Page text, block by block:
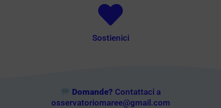
Sostienici
Domande? Contattaci a
osservatoriomaree@gmail.com